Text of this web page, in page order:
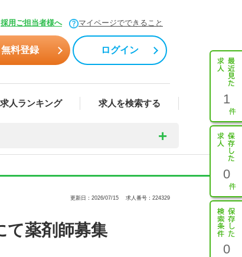
採用ご担当者様へ マイページでできること
無料登録 ログイン
求人ランキング 求人を検索する 1
0
0
更新日：2026/07/15 求人番号：224329
て薬剤師募集